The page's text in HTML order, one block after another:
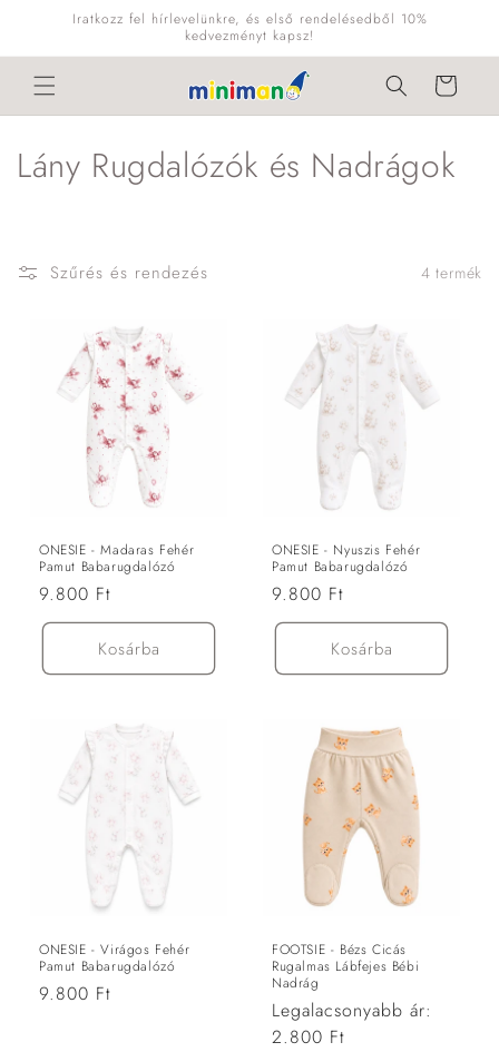
Ugrás aIratkozz fel hírlevelünkre, és első rendelésedből 10%
kedvezményt kapsz!
Kosár
K
Lány Rugdalózók és Nadrágok
Szűrés és rendezés 4 termék
ONESIE - Madaras Fehér
Pamut Babarugdalózó
Normál
ár
9.800 Ft
Kosárba
ONESIE - Nyuszis Fehér
Pamut Babarugdalózó
Normál
ár
9.800 Ft
Kosárba
ONESIE - Virágos Fehér
Pamut Babarugdalózó
Normál
9.800 Ft
FOOTSIE - Bézs Cicás
Rugalmas Lábfejes Bébi
Nadrág
Normál
ár
Legalacsonyabb ár:
2.800 Ft